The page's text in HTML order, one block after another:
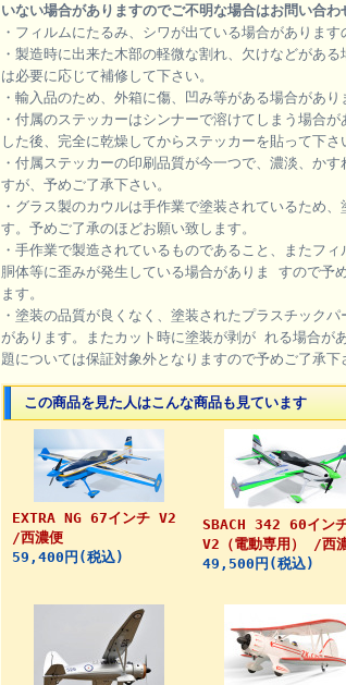
いない場合がありますのでご不明な場合はお問い合わ
・フィルムにたるみ、シワが出ている場合がありま
・製造時に出来た木部の軽微な割れ、欠けなどがあ
は必要に応じて補修して下さい。
・輸入品のため、外箱に傷、凹み等がある場合があ
・付属のステッカーはシンナーで溶けてしまう場合
した後、完全に乾燥してからステッカーを貼って下さ
・付属ステッカーの印刷品質が今一つで、濃淡、か
すが、予めご了承下さい。
・グラス製のカウルは手作業で塗装されているため
す。予めご了承のほどお願い致します。
・手作業で製造されているものであること、またフ
胴体等に歪みが発生している場合がありま すので予
ます。
・塗装の品質が良くなく、塗装されたプラスチック
があります。またカット時に塗装が剥が れる場合が
題については保証対象外となりますので予めご了承下
この商品を見た人はこんな商品も見ています
EXTRA NG 67インチ V2
/西濃便
59,400円(税込)
SBACH 342 60イン
V2（電動専用） /西
49,500円(税込)